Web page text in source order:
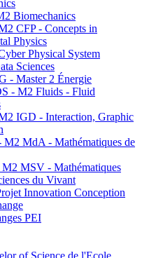
Biomechanics
CFP - Concepts in
Physics
Physical System
Sciences
- Master 2 Énergie
- M2 Fluids - Fluid
IGD - Interaction, Graphic
MdA - Mathématiques de
MSV - Mathématiques
du Vivant
Innovation Conception
PEI
of Science de l'Ecole